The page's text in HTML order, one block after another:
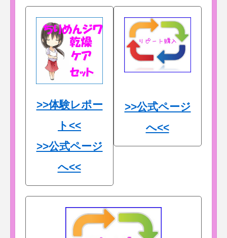
>>体験レポー
ト<<
>>公式ページ
へ<<
>>公式ページ
へ<<